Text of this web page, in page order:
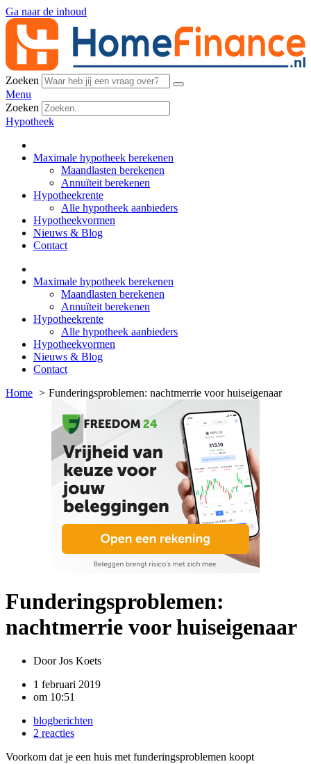
Ga naar de inhoud
Zoeken
Menu
Zoeken
Hypotheek
Maximale hypotheek berekenen
Maandlasten berekenen
Annuïteit berekenen
Hypotheekrente
Alle hypotheek aanbieders
Hypotheekvormen
Nieuws & Blog
Contact
Maximale hypotheek berekenen
Maandlasten berekenen
Annuïteit berekenen
Hypotheekrente
Alle hypotheek aanbieders
Hypotheekvormen
Nieuws & Blog
Contact
Home
Funderingsproblemen: nachtmerrie voor huiseigenaar
Funderingsproblemen:
nachtmerrie voor huiseigenaar
DoorJos Koets
1 februari 2019
om 10:51
blogberichten
2 reacties
Voorkom dat je een huis met funderingsproblemen koopt